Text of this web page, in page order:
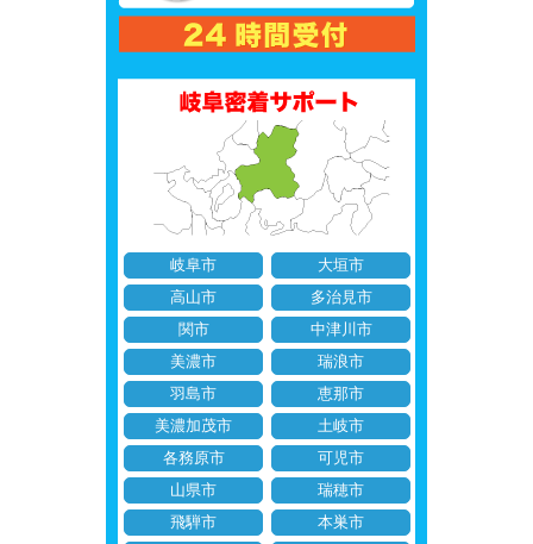
岐阜市
大垣市
高山市
多治見市
関市
中津川市
美濃市
瑞浪市
羽島市
恵那市
美濃加茂市
土岐市
各務原市
可児市
山県市
瑞穂市
飛騨市
本巣市